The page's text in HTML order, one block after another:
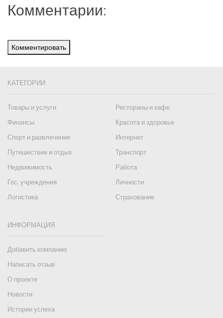
Комментарии:
Комментировать
КАТЕГОРИИ
Товары и услуги
Рестораны и кафе
Финансы
Красота и здоровье
Спорт и развлечение
Интернет
Путешествие и отдых
Транспорт
Недвижимость
Работа
Гос. учреждения
Личности
Логистика
Страхование
ИНФОРМАЦИЯ
Добавить компанию
Написать отзыв
О проекте
Новости
Истории успеха